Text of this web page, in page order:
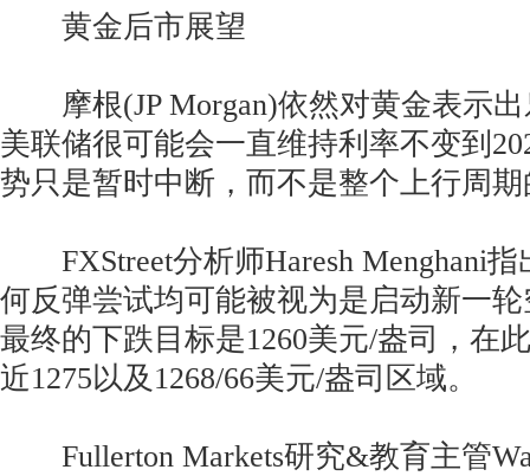
黄金后市展望
摩根(JP Morgan)依然对黄金表示出
美联储很可能会一直维持利率不变到
势只是暂时中断，而不是整个上行周
FXStreet分析师Haresh Menghani指
何反弹尝试均可能被视为是启动新一
最终的下跌目标是1260美元/盎司，在
近1275以及1268/66美元/盎司区域。
Fullerton Markets研究&教育主管